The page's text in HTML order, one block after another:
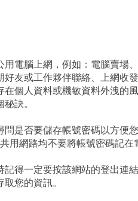
電腦上網，例如：電腦賣場
友或工作夥伴聯絡、上網收
個人資料或機敏資料外洩的
訣。
是否要儲存帳號密碼以方便
用網路均不要將帳號密碼記在
得一定要按該網站的登出連
您的資訊。